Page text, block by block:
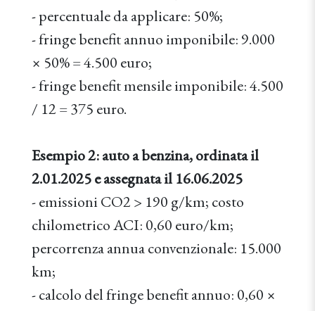
- percentuale da applicare: 50%;
- fringe benefit annuo imponibile: 9.000
× 50% = 4.500 euro;
- fringe benefit mensile imponibile: 4.500
/ 12 = 375 euro.
Esempio 2: auto a benzina, ordinata il
2.01.2025 e assegnata il 16.06.2025
- emissioni CO2 > 190 g/km; costo
chilometrico ACI: 0,60 euro/km;
percorrenza annua convenzionale: 15.000
km;
- calcolo del fringe benefit annuo: 0,60 ×